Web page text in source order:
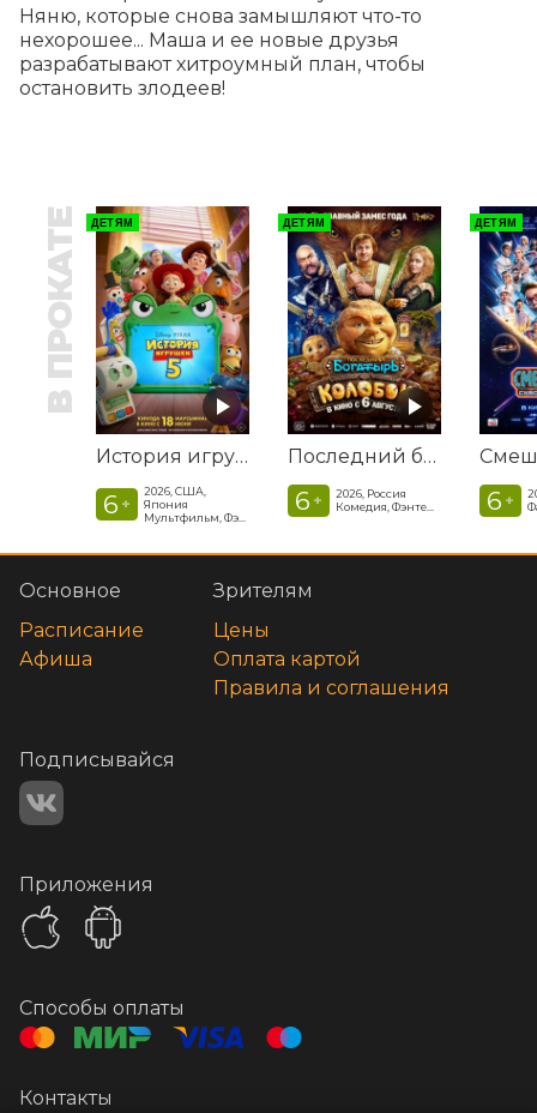
Няню, которые снова замышляют что-то
нехорошее... Маша и ее новые друзья
разрабатывают хитроумный план, чтобы
остановить злодеев!
В ПРОКАТЕ ДЕТЯМ
История игрушек 5
6 +
2026, США,
Япония
ДЕТЯМ
Последний богатырь. Колобок
6 +
2026, Россия
Комедия, Фэнтези, Приключения
ДЕТЯМ
6 +
Основное
Расписание
Афиша
Зрителям
Цены
Оплата картой
Правила и соглашения
Подписывайся
Приложения
Способы оплаты
Контакты